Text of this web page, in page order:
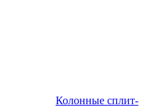
Колонные сплит-